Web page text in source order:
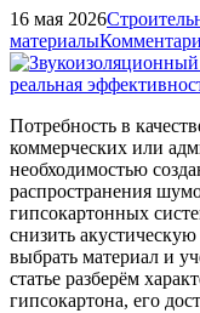
16 мая 2026
материалы
Потребность в
коммерческих или
необходимостью
распространения
гипсокартонных
снизить
выбрать материал и
статье разберём
гипсокартона, его